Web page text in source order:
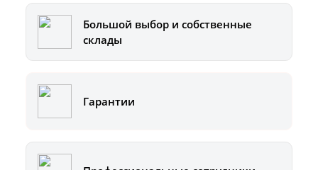
Большой выбор и собственные
склады
Гарантии